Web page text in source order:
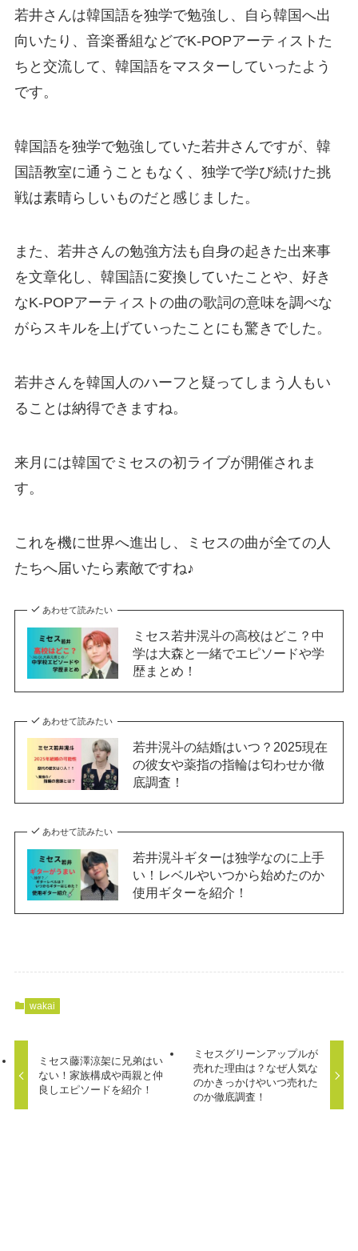
若井さんは韓国語を独学で勉強し、自ら韓国へ出
向いたり、音楽番組などでK-POPアーティストた
ちと交流して、韓国語をマスターしていったよう
です。
韓国語を独学で勉強していた若井さんですが、韓
国語教室に通うこともなく、独学で学び続けた挑
戦は素晴らしいものだと感じました。
また、若井さんの勉強方法も自身の起きた出来事
を文章化し、韓国語に変換していたことや、好き
なK-POPアーティストの曲の歌詞の意味を調べな
がらスキルを上げていったことにも驚きでした。
若井さんを韓国人のハーフと疑ってしまう人もい
ることは納得できますね。
来月には韓国でミセスの初ライブが開催されま
す。
これを機に世界へ進出し、ミセスの曲が全ての人
たちへ届いたら素敵ですね♪
あわせて読みたい
ミセス若井滉斗の高校はどこ？中
学は大森と一緒でエピソードや学
歴まとめ！
あわせて読みたい
若井滉斗の結婚はいつ？2025現在
の彼女や薬指の指輪は匂わせか徹
底調査！
あわせて読みたい
若井滉斗ギターは独学なのに上手
い！レベルやいつから始めたのか
使用ギターを紹介！
wakai
ミセス藤澤涼架に兄弟はい
ない！家族構成や両親と仲
良しエピソードを紹介！
ミセスグリーンアップルが
売れた理由は？なぜ人気な
のかきっかけやいつ売れた
のか徹底調査！